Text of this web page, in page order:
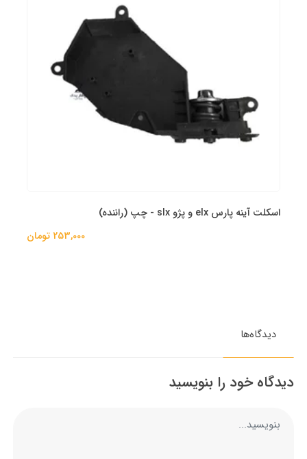
اسکلت آینه پارس elx و پژو slx - چپ (راننده)
253,000 تومان
دیدگاه‌ها
دیدگاه خود را بنویسید